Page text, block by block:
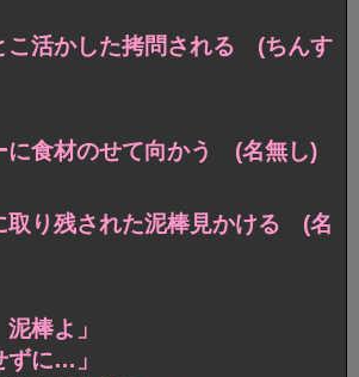
こ活かした拷問される (ちんす
に食材のせて向かう (名無し)
取り残された泥棒見かける (名
棒よ」
ずに…」